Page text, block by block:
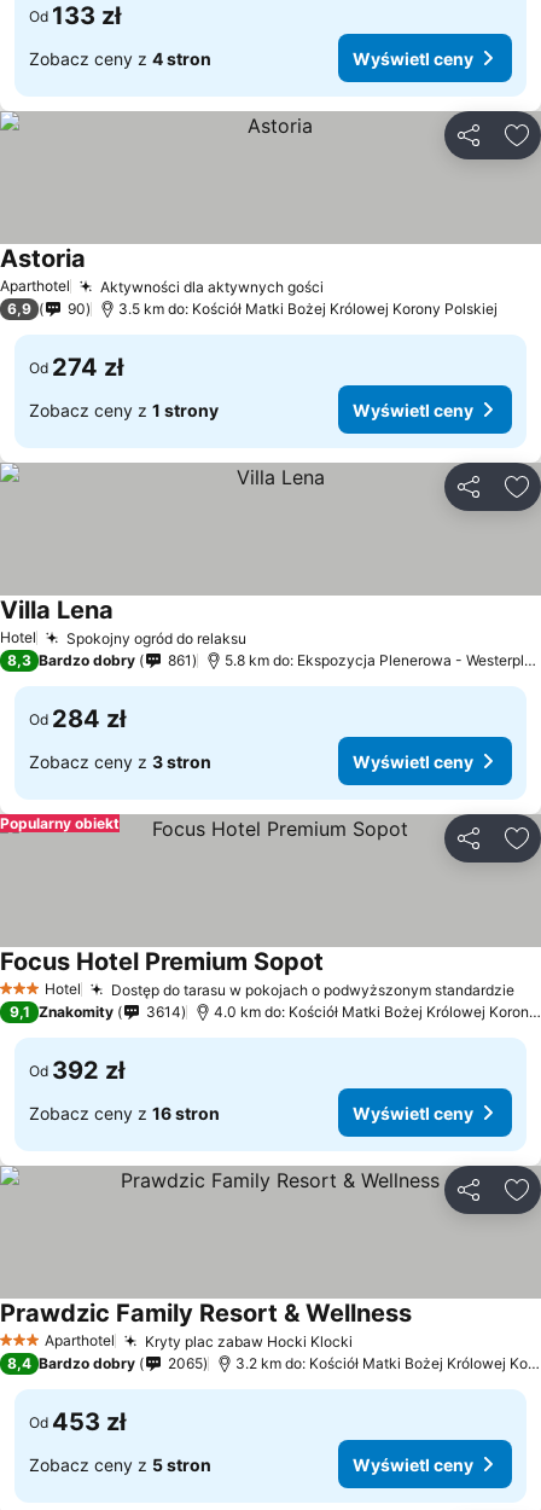
Od 133 zł
Zobacz ceny z 4 stron Wyświetl ceny
Aparthotel Aktywności dla aktywnych gości
Astoria
6,9 90 3.5 km do: Kościół Matki Bożej Królowej Korony Polskiej
Od 274 zł
Zobacz ceny z 1 strony Wyświetl ceny
Hotel Spokojny ogród do relaksu
Villa Lena
8,3 Bardzo dobry 861 5.8 km do: Ekspozycja Plenerowa - Westerplatte
Od 284 zł
Zobacz ceny z 3 stron Wyświetl ceny
Popularny obiekt
3 Kategoria
Hotel Dostęp do tarasu w pokojach o podwyższonym standardzie
Focus Hotel Premium Sopot
9,1 Znakomity 3614 4.0 km do: Kościół Matki Bożej Królowej Korony Polskiej
Od 392 zł
Zobacz ceny z 16 stron Wyświetl ceny
3 KategoriaAparthotel Kryty plac zabaw Hocki Klocki
Prawdzic Family Resort & Wellness
8,4 Bardzo dobry 2065 3.2 km do: Kościół Matki Bożej Królowej Korony Polskiej
Od 453 zł
Zobacz ceny z 5 stron Wyświetl ceny